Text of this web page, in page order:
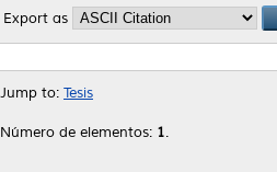
Export as
Jump to: Tesis
Número de elementos: 1.